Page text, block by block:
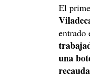
El
entrado
una